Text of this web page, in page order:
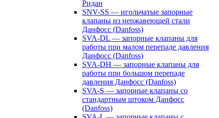
Ридан
SNV-SS — игольчатые запорные
клапаны из нержавеющей стали
Данфосс (Danfoss)
SVA-DL — запорные клапаны для
работы при малом перепаде давления
Данфосс (Danfoss)
SVA-DH — запорные клапаны для
работы при большом перепаде
давления Данфосс (Danfoss)
SVA-S — запорные клапаны со
стандартным штоком Данфосс
(Danfoss)